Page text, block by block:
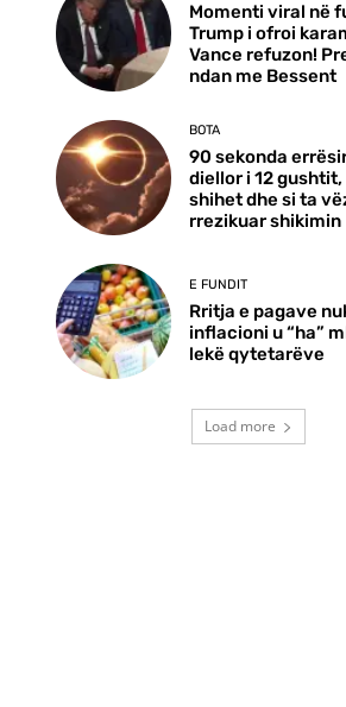
Momenti viral në
Trump i ofroi
Vance refuzon!
ndan me Bessent
BOTA
90 sekonda
diellor i 12
shihet dhe si ta
rrezikuar shikimin
E FUNDIT
Rritja e pagave
inflacioni u “ha”
lekë qytetarëve
Load more